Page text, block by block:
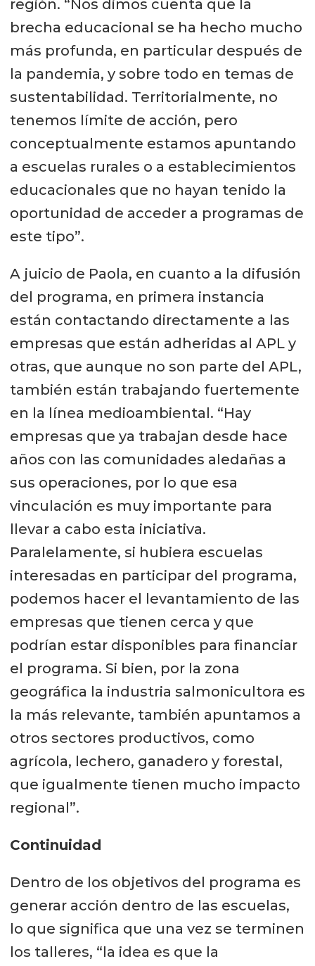
región. “Nos dimos cuenta que la
brecha educacional se ha hecho mucho
más profunda, en particular después de
la pandemia, y sobre todo en temas de
sustentabilidad. Territorialmente, no
tenemos límite de acción, pero
conceptualmente estamos apuntando
a escuelas rurales o a establecimientos
educacionales que no hayan tenido la
oportunidad de acceder a programas de
este tipo”.
A juicio de Paola, en cuanto a la difusión
del programa, en primera instancia
están contactando directamente a las
empresas que están adheridas al APL y
otras, que aunque no son parte del APL,
también están trabajando fuertemente
en la línea medioambiental. “Hay
empresas que ya trabajan desde hace
años con las comunidades aledañas a
sus operaciones, por lo que esa
vinculación es muy importante para
llevar a cabo esta iniciativa.
Paralelamente, si hubiera escuelas
interesadas en participar del programa,
podemos hacer el levantamiento de las
empresas que tienen cerca y que
podrían estar disponibles para financiar
el programa. Si bien, por la zona
geográfica la industria salmonicultora es
la más relevante, también apuntamos a
otros sectores productivos, como
agrícola, lechero, ganadero y forestal,
que igualmente tienen mucho impacto
regional”.
Continuidad
Dentro de los objetivos del programa es
generar acción dentro de las escuelas,
lo que significa que una vez se terminen
los talleres, “la idea es que la